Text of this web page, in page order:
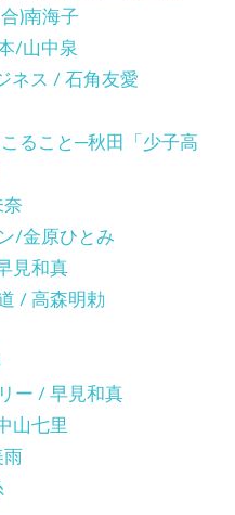
)南海子
/山中泉
ネス / 石角友愛
ること─秋田「少子高
/金原ひとみ
見和真
/ 高森明勅
ー / 早見和真
山七里